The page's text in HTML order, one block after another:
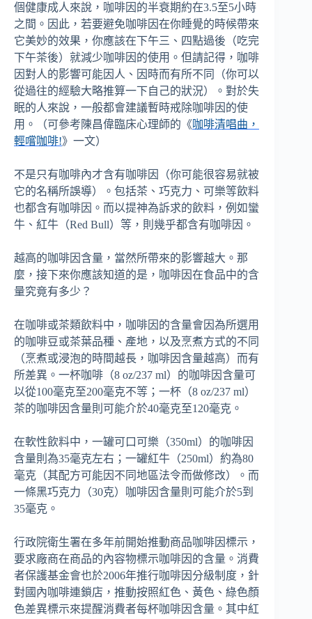
個健康成人來說，咖啡因的半衰期約在3.5至5小時
之間。因此，若要避免咖啡因在你睡覺的時候帶來
它美妙的效果，你應該在下午三、四點過後（吃完
下午茶後）就減少咖啡因的使用。但請記得，咖啡
因對人的影響可能因人、因時而有所不同（你可以
從過往的經驗大略推算一下自己的狀況）。對於失
眠的人來說，一般都會建議暫時戒除咖啡因的使
用。（可參考陳昌偉臨床心理師的《咖啡清唱曲，
輕嚐咖啡!》一文）
不是只有咖啡內才含有咖啡因（你可能很容易就被
它的名稱所誤導）。包括茶、巧克力、可樂等飲料
也都含有咖啡因。而以提神為訴求的飲料，例如蠻
牛、紅牛（Red Bull）等，則幾乎都含有咖啡因。
越高的咖啡因含量，當然所帶來的影響越大。那
麼，接下來你應該知道的是，咖啡因在食品中的含
量究竟有多少？
在咖啡或茶類飲料中，咖啡因的含量會因為所選用
的咖啡豆或茶葉品種、產地，以及烹煮方式的不同
（烹煮或浸泡的時間越長，咖啡因含量越高）而有
所差異。一杯咖啡（8 oz/237 ml）的咖啡因含量可
以從100毫克至200毫克不等；一杯（8 oz/237 ml）
茶的咖啡因含量則可能介於40毫克至120毫克。
在軟性飲料中，一罐可口可樂（350ml）的咖啡因
含量則為35毫克左右；一罐紅牛（250ml）約為80
毫克（其配方可能因不同地區法令而做修改）。而
一條黑巧克力（30克）咖啡因含量則可能介於5到
35毫克。
行政院衛生署在多年前開始推動商品咖啡因標示，
要求廠商在商品的內容物標示咖啡因的含量。消費
者保護基金會也於2006年推行咖啡因分級制度，針
對國內咖啡連鎖店，推動按照紅色、黃色、綠色顏
色差異標示來提醒消費者每杯咖啡因含量。其中紅